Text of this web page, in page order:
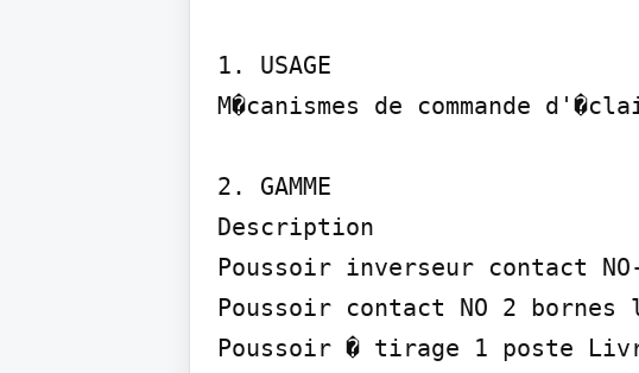
1. USAGE
M�canismes de commande
2. GAMME
Description
Poussoir inverseur contact
Poussoir contact NO 2
Poussoir � tirage 1 poste